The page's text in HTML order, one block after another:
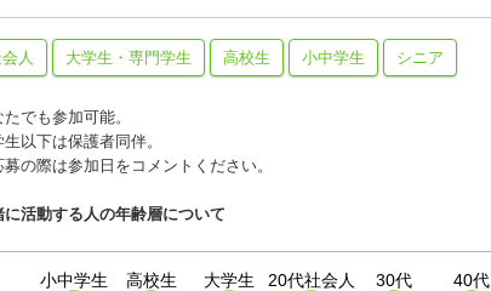
人
大学生・専門学生 高校生 小中学生 シニア
たでも参加可能。
生以下は保護者同伴。
募の際は参加日をコメントください。
に活動する人の年齢層について
小中学生 高校生 大学生 20代社会人 30代 40代